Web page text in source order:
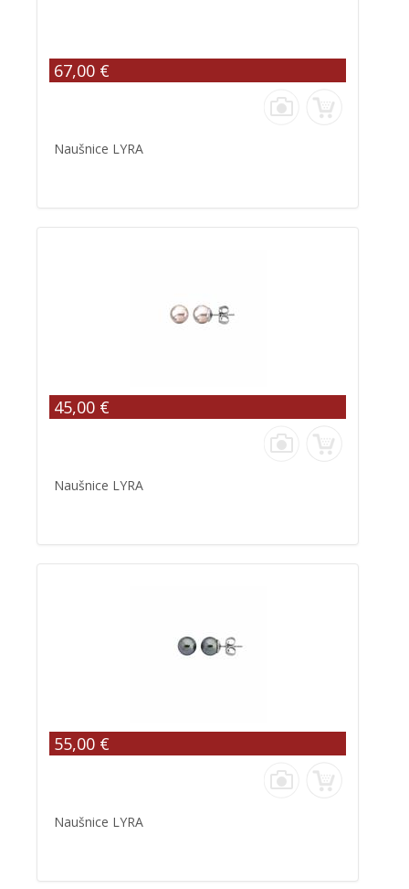
67,00 €
Naušnice LYRA
45,00 €
Naušnice LYRA
55,00 €
Naušnice LYRA